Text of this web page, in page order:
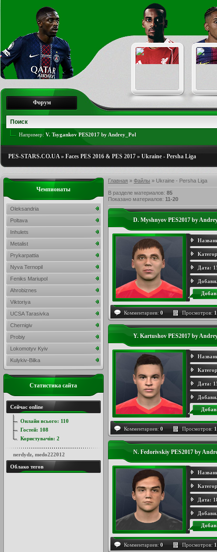
Форум
Например: V. Tsygankov PES2017 by Andrey_Pol
PES-STARS.CO.UA» Faces PES 2016 & PES 2017 » Ukraine - Persha Liga
Главная » Файлы » Ukraine - Persha Liga
В разделе материалов: 85
Показано материалов: 11-20
D. Myshnyov PES2017 by
Дата:
Комментариев: 0 Просмотров:
Y. Kartushov PES2017 by
Дата:
Комментариев: 0 Просмотров:
N. Fedorivskiy PES2017 by
Дата:
Комментариев: 0 Просмотров:
Чемпионаты
Oleksandria
Poltava
Inhulets
Metalist
Prykarpattia
Nyva Ternopil
Feniks Mariupol
Ahrobiznes
Viktoriya
UCSA Tarasivka
Chernigiv
Probiy
Lokomotyv Kyiv
Kulykiv-Bilka
Статистика сайта
Сейчас online
Онлайн всього: 110
Гостей: 108
Користувачів: 2
nerdydz, medo222012
Облако тегов